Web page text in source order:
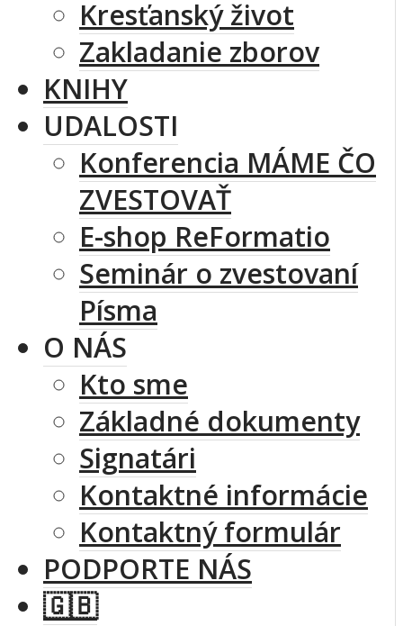
Kresťanský život
Zakladanie zborov
KNIHY
UDALOSTI
Konferencia MÁME ČO
ZVESTOVAŤ
E-shop ReFormatio
Seminár o zvestovaní
Písma
O NÁS
Kto sme
Základné dokumenty
Signatári
Kontaktné informácie
Kontaktný formulár
PODPORTE NÁS
🇬🇧